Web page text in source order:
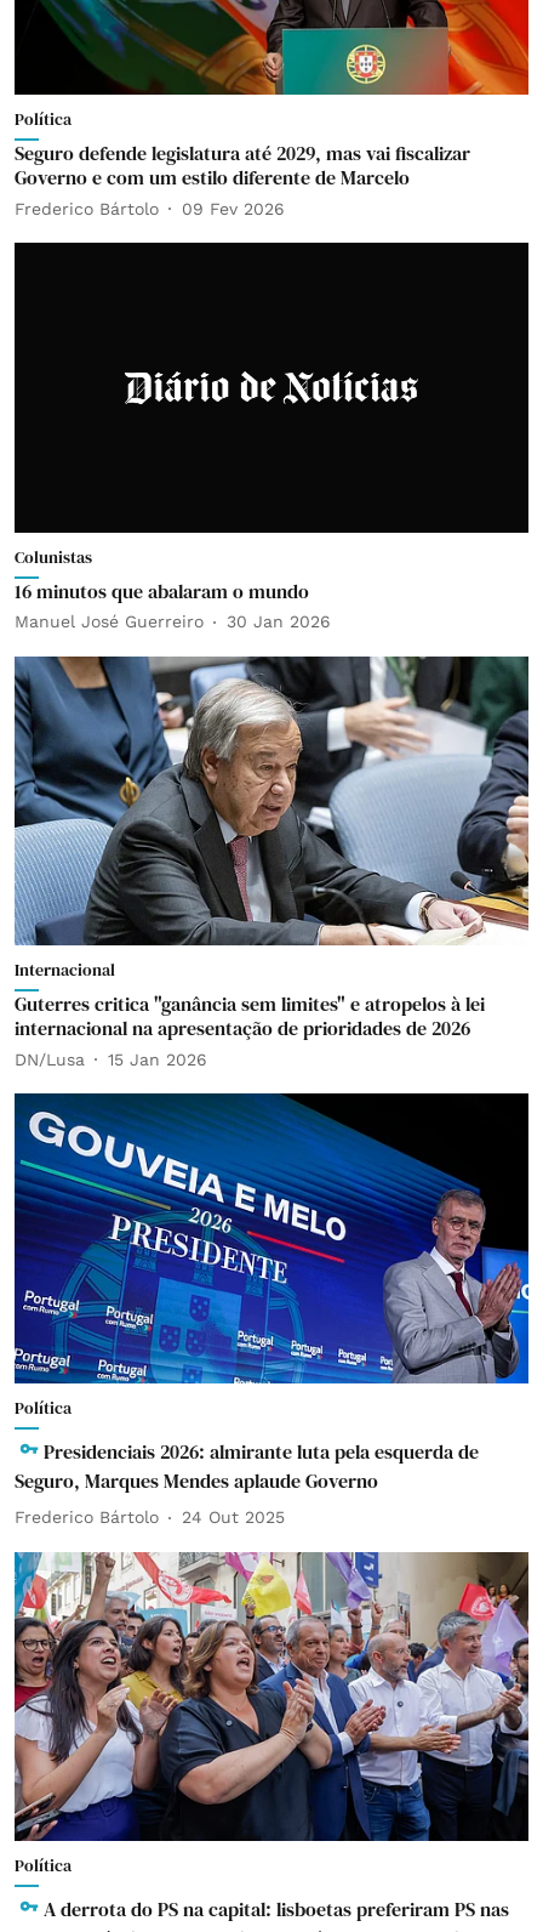
Política
Seguro defende legislatura até 2029, mas vai fiscalizar
Governo e com um estilo diferente de Marcelo
Frederico Bártolo 09 Fev 2026
Colunistas
16 minutos que abalaram o mundo
Manuel José Guerreiro 30 Jan 2026
Internacional
Guterres critica "ganância sem limites" e atropelos à lei
internacional na apresentação de prioridades de 2026
DN/Lusa 15 Jan 2026
Política
Presidenciais 2026: almirante luta pela esquerda de
Seguro, Marques Mendes aplaude Governo
Frederico Bártolo 24 Out 2025
Política
A derrota do PS na capital: lisboetas preferiram PS nas